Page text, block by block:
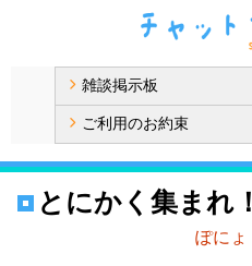
雑談掲示板
ご利用のお約束
とにかく集まれ！
ぽにょ